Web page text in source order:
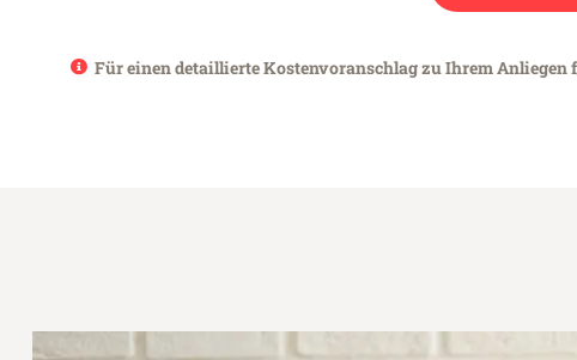
Für einen detaillierte Kostenvoranschlag zu Ihrem